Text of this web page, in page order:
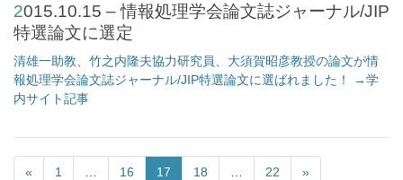
2015.10.15 – 情報処理学会論文誌ジャーナル/JIP
特選論文に選定
清雄一助教、竹之内隆夫協力研究員、大須賀昭彦教授の論文が情
報処理学会論文誌ジャーナル/JIP特選論文に選ばれました！ →学
内サイト記事
« 1 16 17 18 22 »